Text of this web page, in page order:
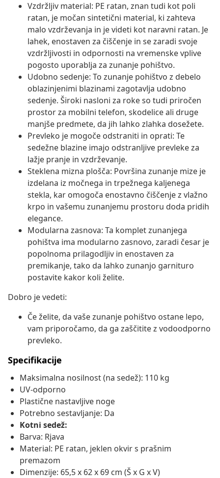
Vzdržljiv material: PE ratan, znan tudi kot poli
ratan, je močan sintetični material, ki zahteva
malo vzdrževanja in je videti kot naravni ratan. Je
lahek, enostaven za čiščenje in se zaradi svoje
vzdržljivosti in odpornosti na vremenske vplive
pogosto uporablja za zunanje pohištvo.
Udobno sedenje: To zunanje pohištvo z debelo
oblazinjenimi blazinami zagotavlja udobno
sedenje. Široki nasloni za roke so tudi priročen
prostor za mobilni telefon, skodelice ali druge
manjše predmete, da jih lahko zlahka dosežete.
Prevleko je mogoče odstraniti in oprati: Te
sedežne blazine imajo odstranljive prevleke za
lažje pranje in vzdrževanje.
Steklena mizna plošča: Površina zunanje mize je
izdelana iz močnega in trpežnega kaljenega
stekla, kar omogoča enostavno čiščenje z vlažno
krpo in vašemu zunanjemu prostoru doda pridih
elegance.
Modularna zasnova: Ta komplet zunanjega
pohištva ima modularno zasnovo, zaradi česar je
popolnoma prilagodljiv in enostaven za
premikanje, tako da lahko zunanjo garnituro
postavite kakor koli želite.
Dobro je vedeti:
Če želite, da vaše zunanje pohištvo ostane lepo,
vam priporočamo, da ga zaščitite z vodoodporno
prevleko.
Specifikacije
Maksimalna nosilnost (na sedež): 110 kg
UV-odporno
Plastične nastavljive noge
Potrebno sestavljanje: Da
Kotni sedež:
Barva: Rjava
Material: PE ratan, jeklen okvir s prašnim
premazom
Dimenzije: 65,5 x 62 x 69 cm (Š x G x V)